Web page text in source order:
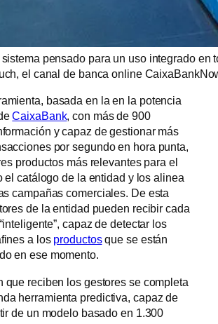
pensado para un uso integrado
el canal de banca online
basada en la en la potencia
CaixaBank, con más de 900
y capaz de gestionar más
por segundo en hora punta,
productos más relevantes para el
el catálogo de la entidad y los alinea
campañas comerciales. De esta
de la entidad pueden recibir cada
capaz de detectar los
a los productosque se están
en ese momento.
que reciben los gestores se completa
herramienta predictiva, capaz de
de un modelo basado en 1.300